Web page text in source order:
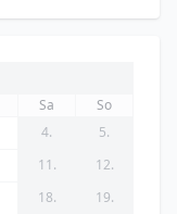
Sa
So
4.
5.
11.
12.
18.
19.